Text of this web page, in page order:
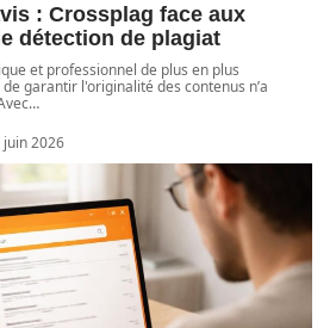
: Crossplag face aux
détection de plagiat
et professionnel de plus en plus
garantir l'originalité des contenus n’a
…
juin 2026